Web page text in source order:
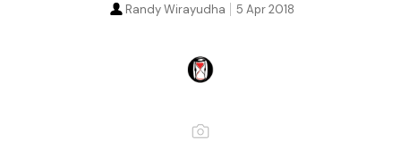
5 Apr 2018
Randy Wirayudha